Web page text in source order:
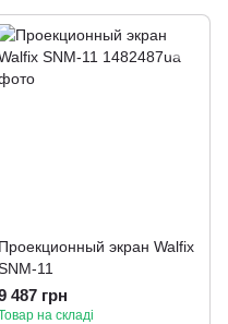
Проекционный экран Walfix
11
487 грн
на складі